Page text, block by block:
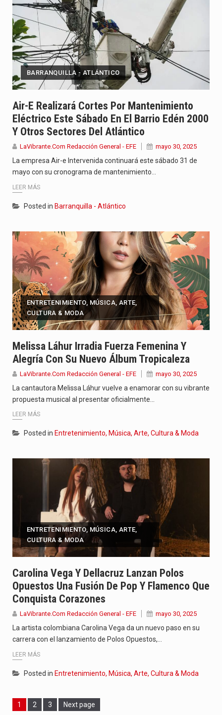
BARRANQUILLA - ATLÁNTICO
Air-E Realizará Cortes Por Mantenimiento
Eléctrico Este Sábado En El Barrio Edén 2000
Y Otros Sectores Del Atlántico
LaVibrante.Com Redacción General - EFE mayo 30, 2025
La empresa Air-e Intervenida continuará este sábado 31 de
mayo con su cronograma de mantenimiento…
LEER MÁS
Posted in Barranquilla - Atlántico
ENTRETENIMIENTO, MÚSICA, ARTE,
CULTURA & MODA
Melissa Láhur Irradia Fuerza Femenina Y
Alegría Con Su Nuevo Álbum Tropicaleza
LaVibrante.Com Redacción General - EFE mayo 30, 2025
La cantautora Melissa Láhur vuelve a enamorar con su vibrante
propuesta musical al presentar oficialmente…
LEER MÁS
Posted in Entretenimiento, Música, Arte, Cultura & Moda
ENTRETENIMIENTO, MÚSICA, ARTE,
CULTURA & MODA
Carolina Vega Y Dellacruz Lanzan Polos
Opuestos Una Fusión De Pop Y Flamenco Que
Conquista Corazones
LaVibrante.Com Redacción General - EFE mayo 30, 2025
La artista colombiana Carolina Vega da un nuevo paso en su
carrera con el lanzamiento de Polos Opuestos,…
LEER MÁS
Posted in Entretenimiento, Música, Arte, Cultura & Moda
Page
1 Page
2 Page
3 Next page